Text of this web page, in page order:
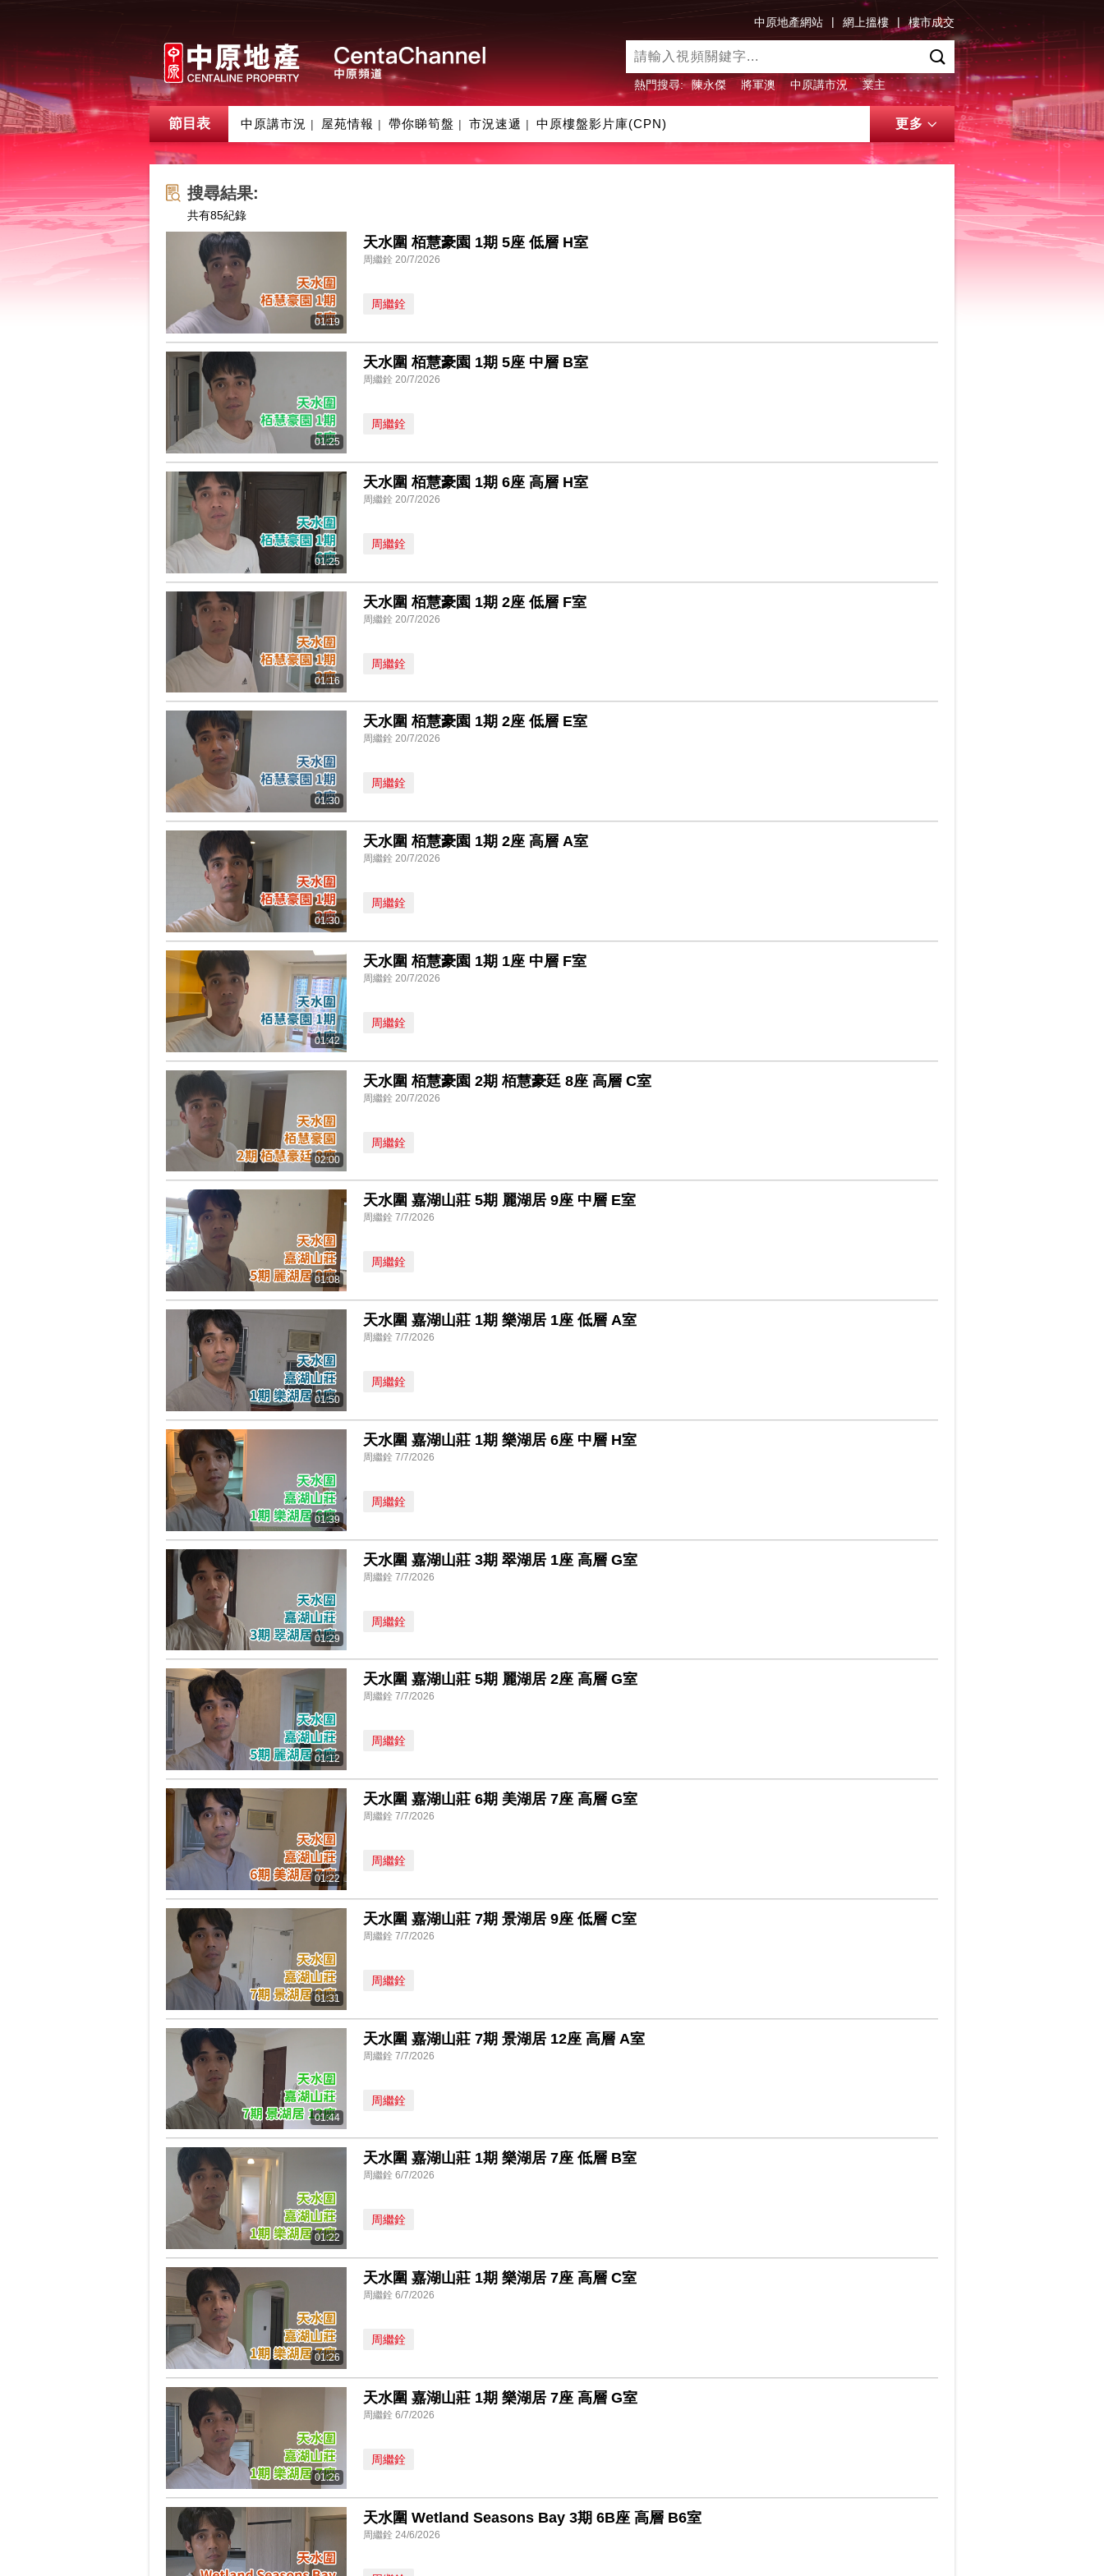
中原地產網站 | 網上搵樓 | 樓市成交
熱門搜尋: 陳永傑 將軍澳 中原講市況 業主
節目表 中原講市況 | 屋苑情報 | 帶你睇筍盤 | 市況速遞 | 中原樓盤影片庫(CPN) 更多
搜尋結果:
共有85紀錄
01:19
天水圍 栢慧豪園 1期 5座 低層 H室
周繼銓 20/7/2026
周繼銓
01:25
天水圍 栢慧豪園 1期 5座 中層 B室
周繼銓 20/7/2026
周繼銓
01:25
天水圍 栢慧豪園 1期 6座 高層 H室
周繼銓 20/7/2026
周繼銓
01:16
天水圍 栢慧豪園 1期 2座 低層 F室
周繼銓 20/7/2026
周繼銓
01:30
天水圍 栢慧豪園 1期 2座 低層 E室
周繼銓 20/7/2026
周繼銓
01:30
天水圍 栢慧豪園 1期 2座 高層 A室
周繼銓 20/7/2026
周繼銓
01:42
天水圍 栢慧豪園 1期 1座 中層 F室
周繼銓 20/7/2026
周繼銓
02:00
天水圍 栢慧豪園 2期 栢慧豪廷 8座 高層 C室
周繼銓 20/7/2026
周繼銓
01:08
天水圍 嘉湖山莊 5期 麗湖居 9座 中層 E室
周繼銓 7/7/2026
周繼銓
01:50
天水圍 嘉湖山莊 1期 樂湖居 1座 低層 A室
周繼銓 7/7/2026
周繼銓
01:39
天水圍 嘉湖山莊 1期 樂湖居 6座 中層 H室
周繼銓 7/7/2026
周繼銓
01:29
天水圍 嘉湖山莊 3期 翠湖居 1座 高層 G室
周繼銓 7/7/2026
周繼銓
01:12
天水圍 嘉湖山莊 5期 麗湖居 2座 高層 G室
周繼銓 7/7/2026
周繼銓
01:22
天水圍 嘉湖山莊 6期 美湖居 7座 高層 G室
周繼銓 7/7/2026
周繼銓
01:31
天水圍 嘉湖山莊 7期 景湖居 9座 低層 C室
周繼銓 7/7/2026
周繼銓
01:44
天水圍 嘉湖山莊 7期 景湖居 12座 高層 A室
周繼銓 7/7/2026
周繼銓
01:22
天水圍 嘉湖山莊 1期 樂湖居 7座 低層 B室
周繼銓 6/7/2026
周繼銓
01:26
天水圍 嘉湖山莊 1期 樂湖居 7座 高層 C室
周繼銓 6/7/2026
周繼銓
01:26
天水圍 嘉湖山莊 1期 樂湖居 7座 高層 G室
周繼銓 6/7/2026
周繼銓
天水圍 Wetland Seasons Bay 3期 6B座 高層 B6室
周繼銓 24/6/2026